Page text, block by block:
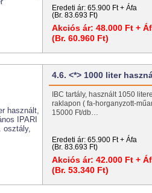
Eredeti ár: 65.900 Ft + Áfa
(Br. 83.693 Ft)
Akciós ár: 48.000 Ft +
(Br. 60.960 Ft)
4.6. <*> 1000 liter
IBC tartály, használt 1050
raklapon ( fa-horganyzott-
15000 Ft/db…
Eredeti ár: 65.900 Ft + Áfa
(Br. 83.693 Ft)
Akciós ár: 42.000 Ft +
(Br. 53.340 Ft)